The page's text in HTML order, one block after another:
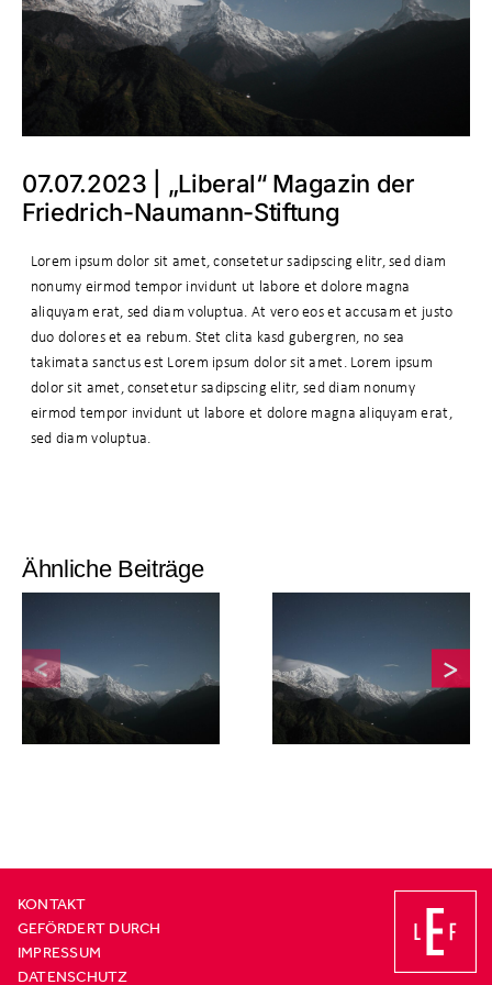
07.07.2023 | „Liberal“ Magazin der
Friedrich-Naumann-Stiftung
Lorem ipsum dolor sit amet, consetetur sadipscing elitr, sed diam
nonumy eirmod tempor invidunt ut labore et dolore magna
aliquyam erat, sed diam voluptua. At vero eos et accusam et justo
duo dolores et ea rebum. Stet clita kasd gubergren, no sea
takimata sanctus est Lorem ipsum dolor sit amet. Lorem ipsum
dolor sit amet, consetetur sadipscing elitr, sed diam nonumy
eirmod tempor invidunt ut labore et dolore magna aliquyam erat,
sed diam voluptua.
Ähnliche Beiträge
26.06.2026
„Machtwechsel”:
Podcast
23.06.2026 I
Frankfurter
Allgemeine
KONTAKT
GEFÖRDERT DURCH
IMPRESSUM
DATENSCHUTZ